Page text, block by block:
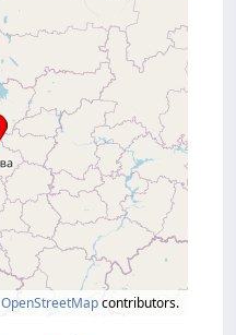
OpenStreetMapcontributors.